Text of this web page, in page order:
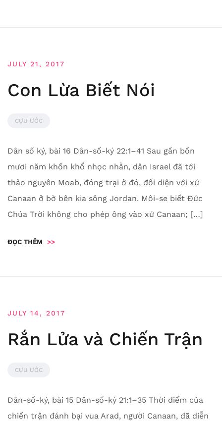
JULY 21, 2017
Con Lừa Biết Nói
CỰU ƯỚC
Dân số ký, bài 16 Dân-số-ký 22:1–41 Sau gần bốn
mươi năm khốn khổ nhọc nhằn, dân Israel đã tới
thảo nguyên Moab, đóng trại ở đó, đối diện với xứ
Canaan ở bờ bên kia sông Jordan. Môi-se biết Đức
Chúa Trời không cho phép ông vào xứ Canaan; […]
ĐỌC THÊM >>
JULY 14, 2017
Rắn Lửa và Chiến Trận
CỰU ƯỚC
Dân-số-ký, bài 15 Dân-số-ký 21:1–35 Thời điểm của
chiến trận đánh bại vua Arad, người Canaan, đã diễn